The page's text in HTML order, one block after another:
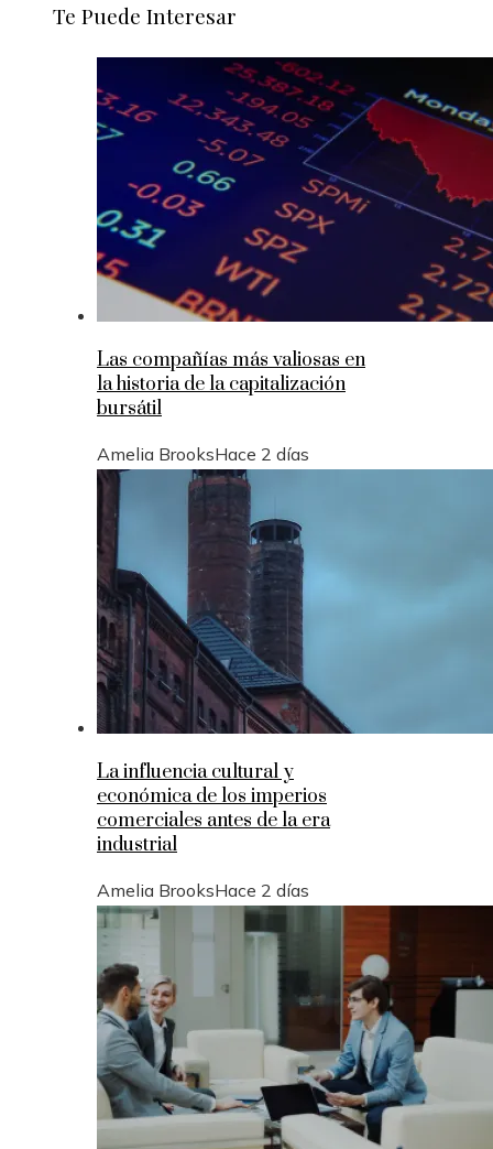
Te Puede Interesar
Las compañías más valiosas en
la historia de la capitalización
bursátil
Amelia BrooksHace 2 días
La influencia cultural y
económica de los imperios
comerciales antes de la era
industrial
Amelia BrooksHace 2 días